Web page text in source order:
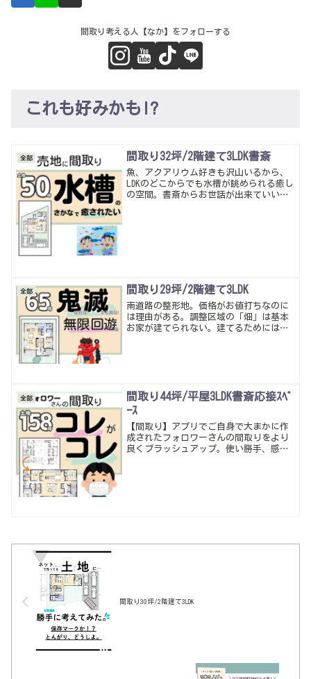
間取り考える人【なか】をフォローする
これも好みかも!?
全部 間取り32坪/2階建て3LDK書斎
魚、アクアリウム好きも沢山いるから、
LDKのどこからでも水槽が眺められる癒し
の空間。書斎からお世話が出来ていい感
全部 間取り29坪/2階建て3LDK
南道路の整形地。価格がお値打ちなのに
は理由がある。調整区域の「畑」は基本
お家が建てられない。建てるためには、
全部
間取り44坪/平屋3LDK書斎応接ｽﾍﾟ
ｰｽ
【間取り】アプリでご自身で大まかに作
成されたフォロワーさんの間取りをより
良くブラッシュアップ。使い勝手、感じ
間取り30坪/2階建て3LDK